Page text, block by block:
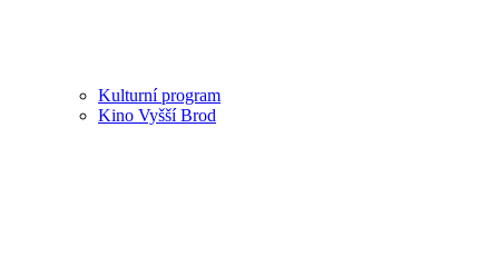
Kulturní program
Kino Vyšší Brod